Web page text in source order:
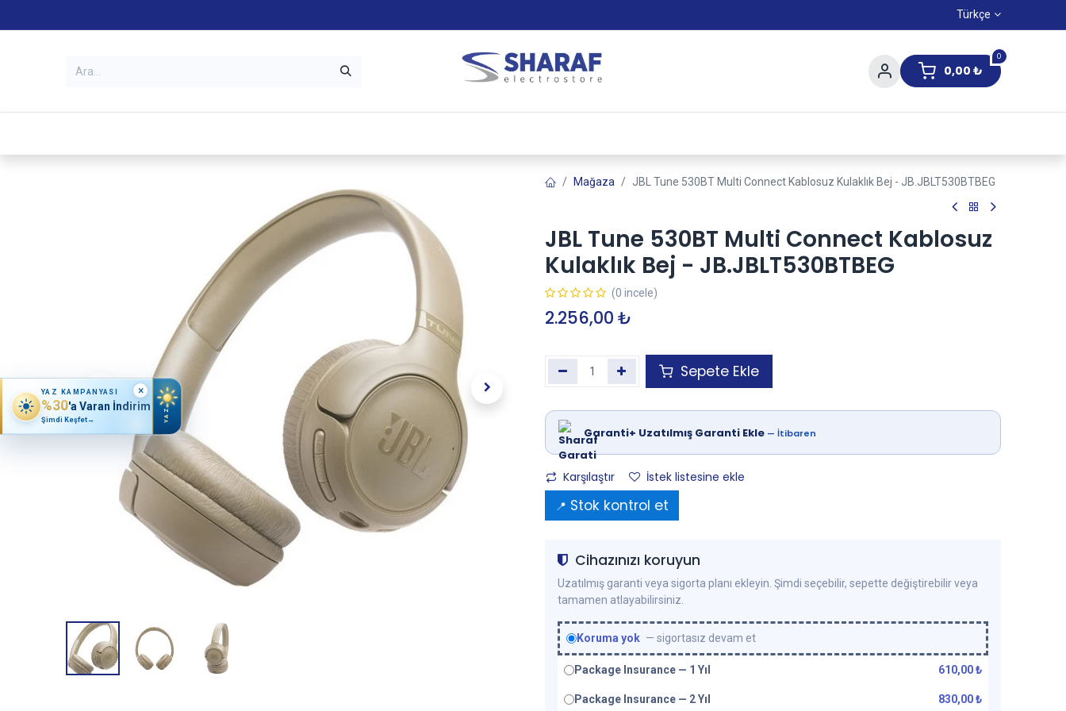
Türkçe
0
0,00 ₺
Mağaza JBL Tune 530BT Multi Connect Kablosuz Kulaklık Bej - JB.JBLT530BTBEG
JBL Tune 530BT Multi Connect Kablosuz
Kulaklık Bej - JB.JBLT530BTBEG
(0 incele)
2.256,00 ₺
Sepete Ekle
Garanti+ Uzatılmış Garanti Ekle — İtibaren
Karşılaştır
İstek listesine ekle
📍 Stok kontrol et
Cihazınızı koruyun
Uzatılmış garanti veya sigorta planı ekleyin. Şimdi seçebilir, sepette değiştirebilir veya
tamamen atlayabilirsiniz.
Koruma yok — sigortasız devam et
Package Insurance — 1 Yıl 610,00₺
Package Insurance — 2 Yıl 830,00₺
YAZ KAMPANYASI
%30'a Varan İndirim
Şimdi Keşfet→ YAZ
×